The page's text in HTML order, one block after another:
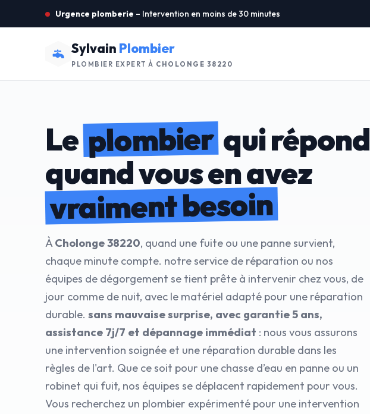
Urgence plomberie – Intervention en moins de 30 minutes
Sylvain Plombier
PLOMBIER EXPERT À CHOLONGE 38220
Leplombierqui répond
quand vous en avez
vraiment besoin
ÀCholonge 38220, quand une fuite ou une panne survient,
chaque minute compte. notre service de réparation ou nos
équipes de dégorgement se tient prête à intervenir chez vous, de
jour comme de nuit, avec le matériel adapté pour une réparation
durable. sans mauvaise surprise, avec garantie 5 ans,
assistance 7j/7 et dépannage immédiat : nous vous assurons
une intervention soignée et une réparation durable dans les
règles de l'art. Que ce soit pour une chasse d’eau en panne ou un
robinet qui fuit, nos équipes se déplacent rapidement pour vous.
Vous recherchez un plombier expérimenté pour une intervention